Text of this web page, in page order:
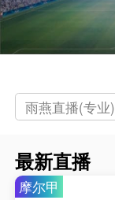
雨燕直播(专业)
最新直播
摩尔甲